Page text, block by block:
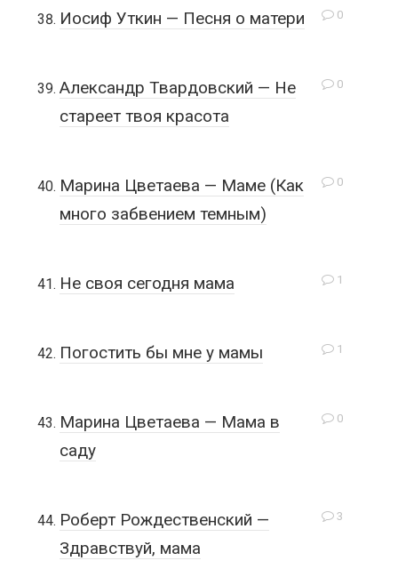
0
Иосиф Уткин — Песня о матери
0
Александр Твардовский — Не
стареет твоя красота
0
Марина Цветаева — Маме (Как
много забвением темным)
1
Не своя сегодня мама
1
Погостить бы мне у мамы
0
Марина Цветаева — Мама в
саду
3
Роберт Рождественский —
Здравствуй, мама